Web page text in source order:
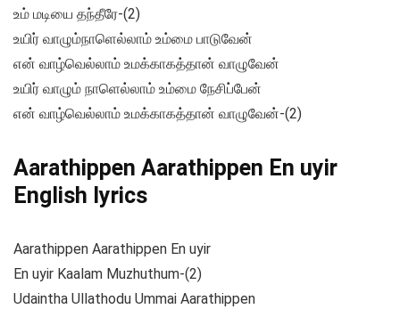
உம் மடியை தந்தீரே-(2)
உயிர் வாழும்நாளெல்லாம் உம்மை பாடுவேன்
என் வாழ்வெல்லாம் உமக்காகத்தான் வாழுவேன்
உயிர் வாழும் நாளெல்லாம் உம்மை நேசிப்பேன்
என் வாழ்வெல்லாம் உமக்காகத்தான் வாழுவேன்-(2)
Aarathippen Aarathippen En uyir
English lyrics
Aarathippen Aarathippen En uyir
En uyir Kaalam Muzhuthum-(2)
Udaintha Ullathodu Ummai Aarathippen